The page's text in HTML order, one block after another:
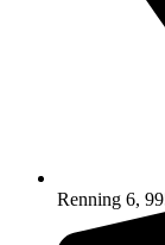
Renning 6,